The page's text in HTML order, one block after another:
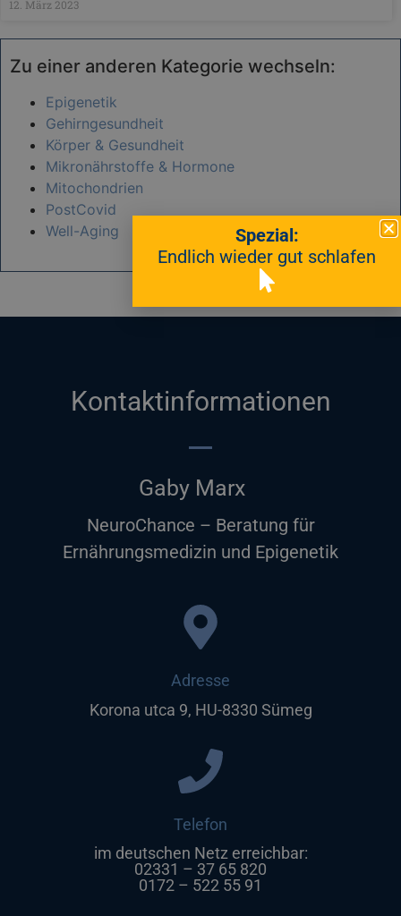
12. März 2023
Zu einer anderen Kategorie wechseln:
Epigenetik
Gehirngesundheit
Körper & Gesundheit
Mikronährstoffe & Hormone
Mitochondrien
PostCovid
Well-Aging
Kontaktinformationen
Gaby Marx
NeuroChance – Beratung für
Ernährungsmedizin und Epigenetik
Adresse
Korona utca 9, HU-8330 Sümeg
Telefon
im deutschen Netz erreichbar:
02331 – 37 65 820
0172 – 522 55 91
Spezial:
Endlich wieder gut schlafen